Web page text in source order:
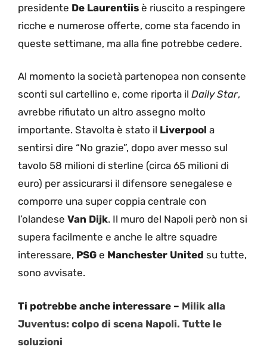
presidente De Laurentiis è riuscito a respingere
ricche e numerose offerte, come sta facendo in
queste settimane, ma alla fine potrebbe cedere.
Al momento la società partenopea non consente
sconti sul cartellino e, come riporta il Daily Star,
avrebbe rifiutato un altro assegno molto
importante. Stavolta è stato il Liverpool a
sentirsi dire “No grazie”, dopo aver messo sul
tavolo 58 milioni di sterline (circa 65 milioni di
euro) per assicurarsi il difensore senegalese e
comporre una super coppia centrale con
l’olandese Van Dijk. Il muro del Napoli però non si
supera facilmente e anche le altre squadre
interessare, PSG e Manchester United su tutte,
sono avvisate.
Ti potrebbe anche interessare – Milik alla
Juventus: colpo di scena Napoli. Tutte le
soluzioni